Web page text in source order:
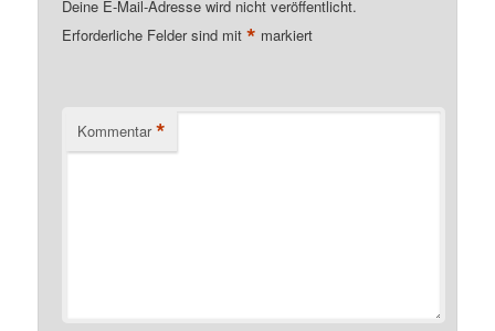
Deine E-Mail-Adresse wird nicht veröffentlicht.
Erforderliche Felder sind mit* markiert
Kommentar *